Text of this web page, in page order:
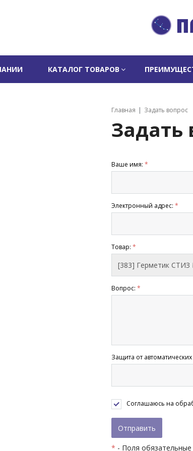
КАТАЛОГ ТОВАРОВ
Главная Задать вопрос
Задать
Ваше имя: *
Электронный адрес: *
Товар: *
Вопрос: *
Защита от
Соглашаюсь на
* - Поля обязательные